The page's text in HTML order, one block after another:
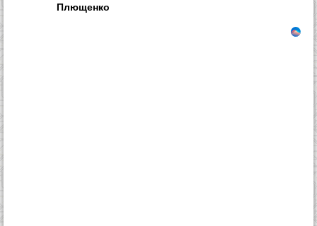
Плющенко